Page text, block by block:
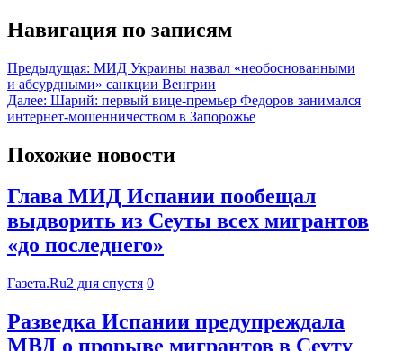
Навигация по записям
Предыдущая: МИД Украины назвал «необоснованными
и абсурдными» санкции Венгрии
Далее: Шарий: первый вице-премьер Федоров занимался
интернет-мошенничеством в Запорожье
Похожие новости
Глава МИД Испании пообещал
выдворить из Сеуты всех мигрантов
«до последнего»
Газета.Ru2 дня спустя 0
Разведка Испании предупреждала
МВД о прорыве мигрантов в Сеуту